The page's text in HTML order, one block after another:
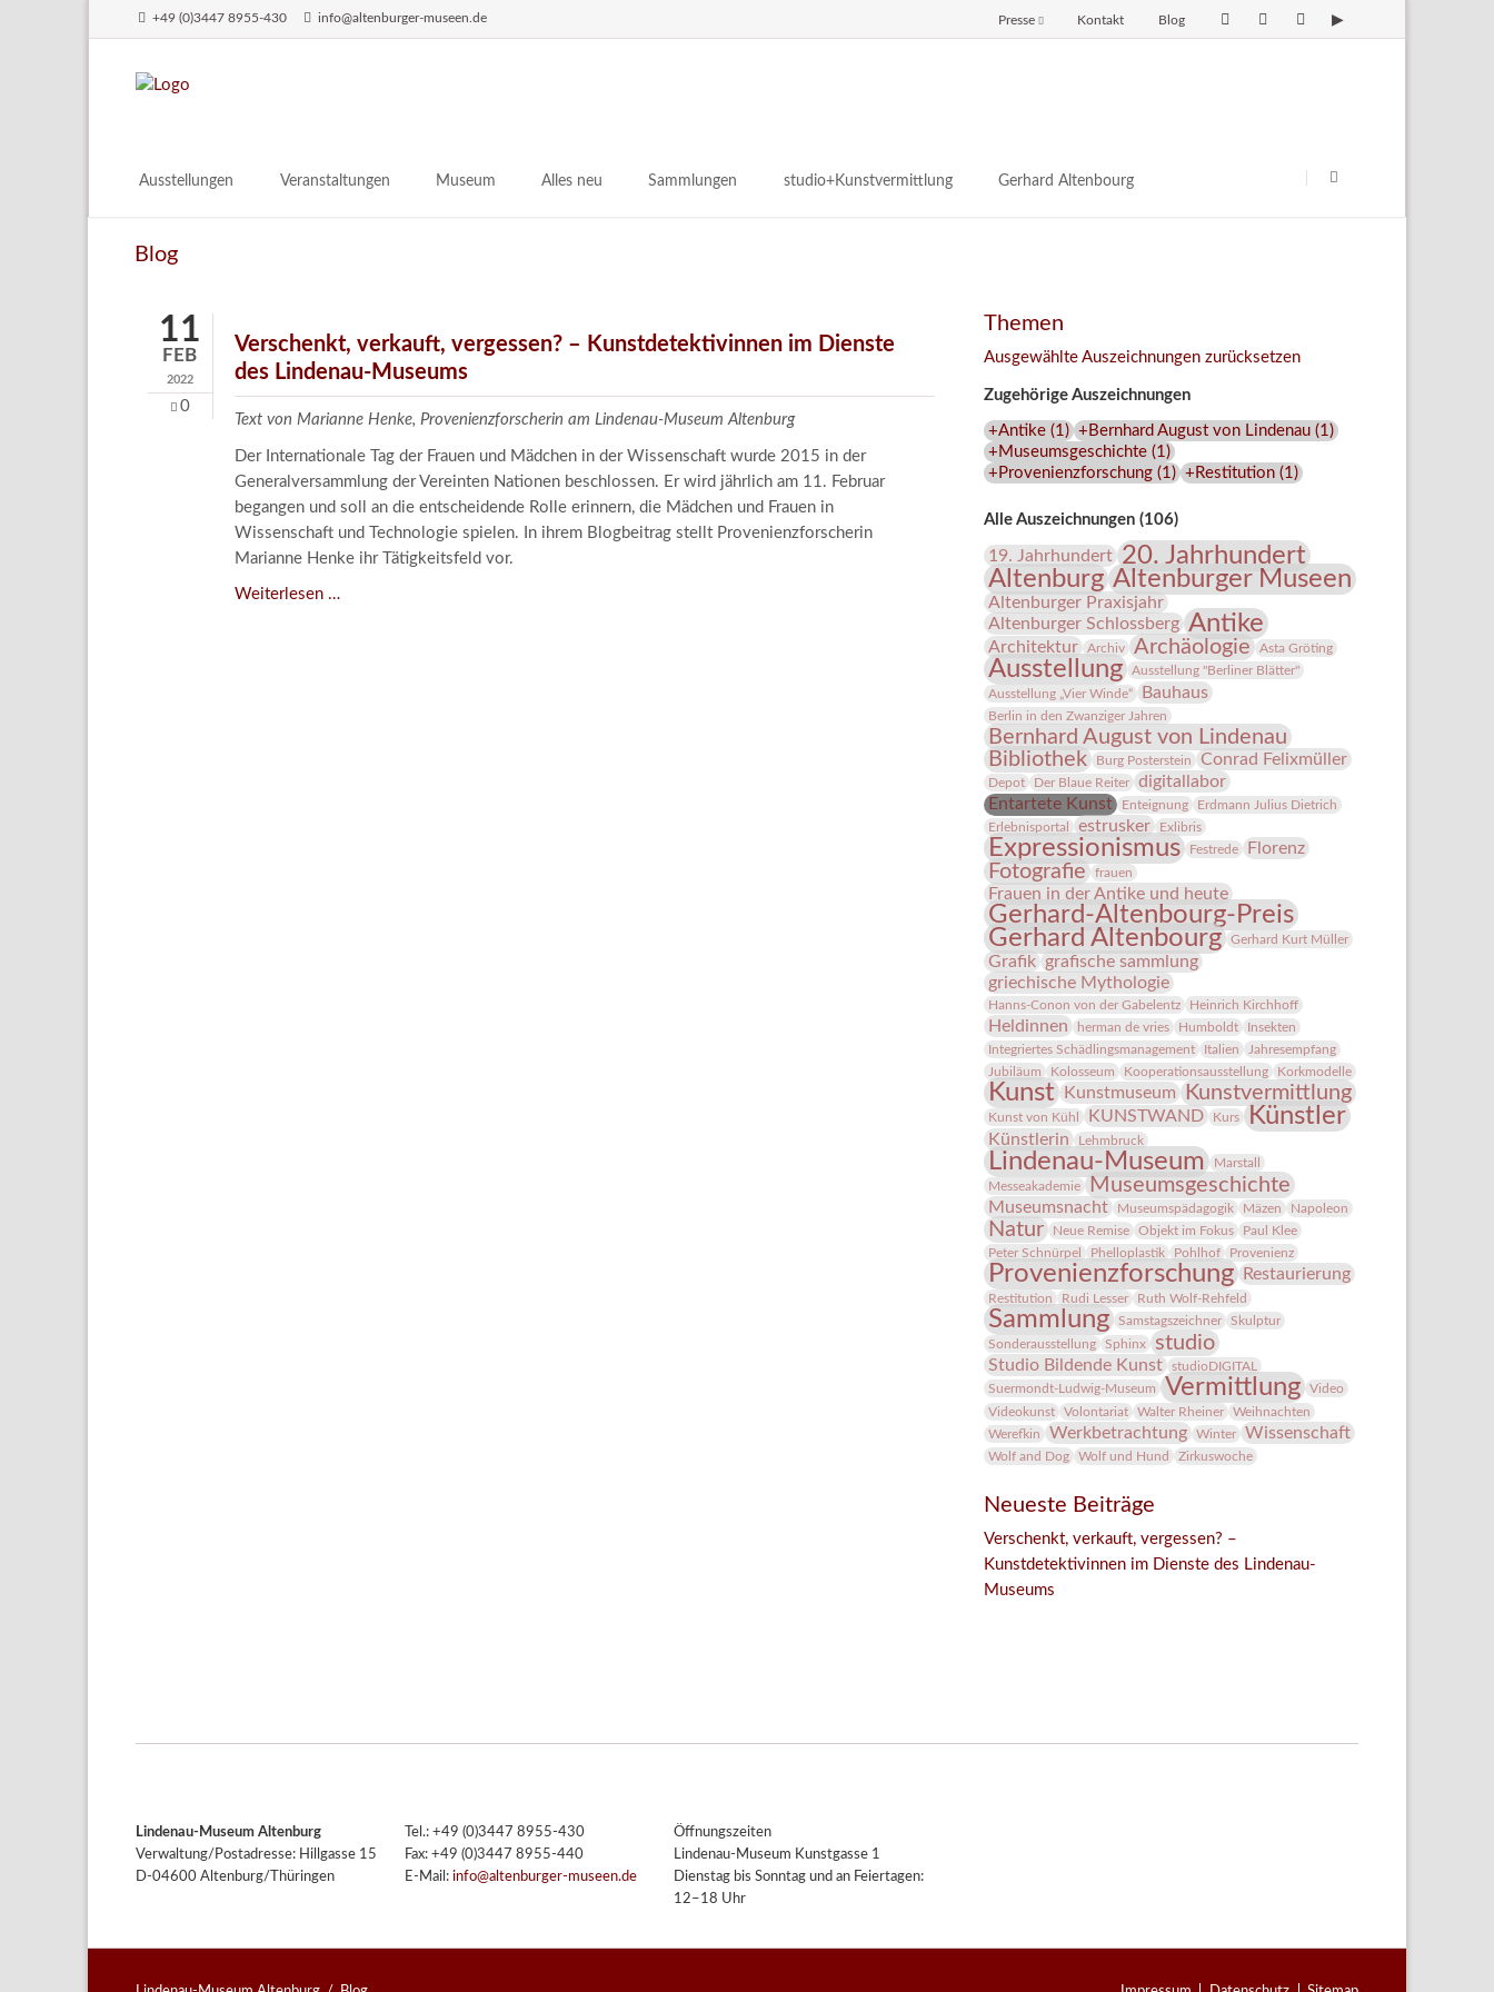
+49 (0)3447 8955-430 info@altenburger-museen.de Blog
Kontakt
Presse
Ausstellungen
Aktuell
Veranstaltungen Museum
Digitales
Team
Publikationen
Aktuelle Publikationen
Bestandskataloge & Editionen
Alles neu
Länderübergreifende kulturtouristische Ziele
Sammlungen
Malerei 17.–19. Jh.
Restaurierung
Forschung
studio+Kunstvermittlung
Angebote für Erwachsene
Gerhard Altenbourg
Blog
11
FEB
2022
0
Verschenkt, verkauft, vergessen? – Kunstdetektivinnen im Dienste
des Lindenau-Museums
Text von Marianne Henke, Provenienzforscherin am Lindenau-Museum Altenburg
Der Internationale Tag der Frauen und Mädchen in der Wissenschaft wurde 2015 in der
Generalversammlung der Vereinten Nationen beschlossen. Er wird jährlich am 11. Februar
begangen und soll an die entscheidende Rolle erinnern, die Mädchen und Frauen in
Wissenschaft und Technologie spielen. In ihrem Blogbeitrag stellt Provenienzforscherin
Marianne Henke ihr Tätigkeitsfeld vor.
Weiterlesen …Verschenkt,
Themen
Ausgewählte Auszeichnungen zurücksetzen
Zugehörige Auszeichnungen
+Antike(1 ) +Bernhard August von Lindenau(1 )
+Museumsgeschichte(1 )
+Provenienzforschung(1 ) +Restitution(1 )
Alle Auszeichnungen (106)
19. Jahrhundert 20. Jahrhundert
Altenburg Altenburger Museen
Altenburger Praxisjahr
Altenburger Schlossberg Antike
Architektur Archiv Archäologie Asta Gröting
Ausstellung
Ausstellung "Berliner Blätter"
Ausstellung „Vier Winde“
Bauhaus
Berlin in den Zwanziger Jahren
Bernhard August von Lindenau
Bibliothek
Burg Posterstein Conrad Felixmüller
Depot Der Blaue Reiter
digitallabor
Entartete Kunst
Enteignung
Erdmann Julius Dietrich
Erlebnisportal
estrusker Exlibris
Expressionismus Festrede Florenz
Fotografie frauen
Frauen in der Antike und heute
Gerhard-Altenbourg-Preis
Gerhard Altenbourg
Gerhard Kurt Müller
Grafik grafische sammlung
griechische Mythologie
Hanns-Conon von der Gabelentz Heinrich Kirchhoff
Heldinnen herman de vries Humboldt
Insekten
Integriertes Schädlingsmanagement
Italien
Jahresempfang
Jubiläum
Kolosseum Kooperationsausstellung Korkmodelle
Kunst Kunstmuseum Kunstvermittlung
Kunst von Kühl KUNSTWAND Kurs Künstler
Künstlerin Lehmbruck
Lindenau-Museum
Marstall
Messeakademie
Museumsgeschichte
Museumsnacht Museumspädagogik Mäzen Napoleon
Natur Neue Remise Objekt im Fokus
Paul Klee
Peter Schnürpel
Phelloplastik Pohlhof Provenienz
Provenienzforschung Restaurierung
Restitution Rudi Lesser Ruth Wolf-Rehfeld
Sammlung Samstagszeichner
Skulptur
Sonderausstellung
Sphinx studio
Studio Bildende Kunst
studioDIGITAL
Suermondt-Ludwig-Museum
Vermittlung
Video
Videokunst
Volontariat Walter Rheiner
Weihnachten
Werefkin
Werkbetrachtung Winter Wissenschaft
Wolf and Dog Wolf und Hund Zirkuswoche
Neueste Beiträge
Verschenkt, verkauft, vergessen? –
Kunstdetektivinnen im Dienste des Lindenau-
Museums
Lindenau-Museum Altenburg
Verwaltung/Postadresse: Hillgasse 15
D-04600 Altenburg/Thüringen
Tel.: +49 (0)3447 8955-430
Fax: +49 (0)3447 8955-440
E-Mail: info@altenburger-museen.de
Öffnungszeiten
Lindenau-Museum Kunstgasse 1
Dienstag bis Sonntag und an Feiertagen:
12–18 Uhr